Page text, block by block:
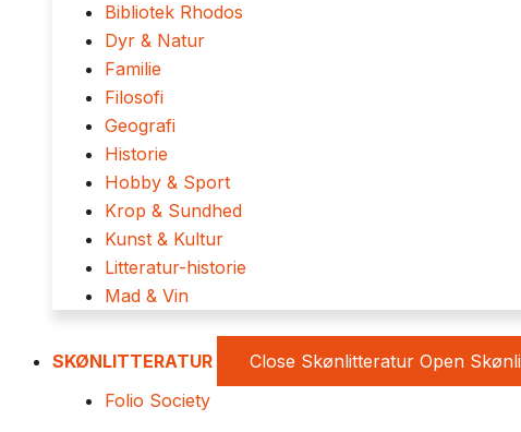
Bibliotek Rhodos
Dyr & Natur
Familie
Filosofi
Geografi
Historie
Hobby & Sport
Krop & Sundhed
Kunst & Kultur
Litteratur-historie
Mad & Vin
SKØNLITTERATUR Close Skønlitteratur Open
Folio Society